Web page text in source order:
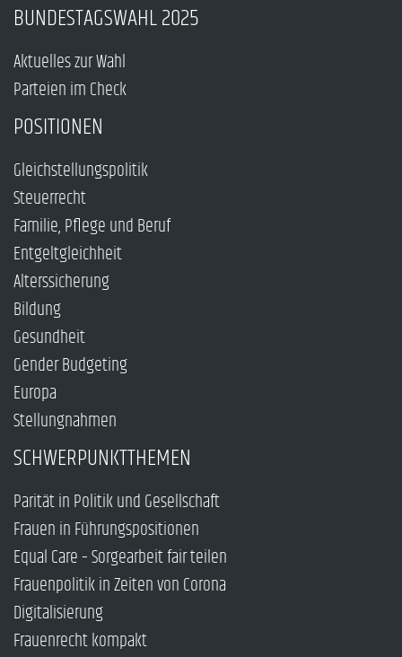
BUNDESTAGSWAHL 2025
Aktuelles zur Wahl
Parteien im Check
POSITIONEN
Gleichstellungspolitik
Steuerrecht
Familie, Pflege und Beruf
Entgeltgleichheit
Alterssicherung
Bildung
Gesundheit
Gender Budgeting
Europa
Stellungnahmen
SCHWERPUNKTTHEMEN
Parität in Politik und Gesellschaft
Frauen in Führungspositionen
Equal Care – Sorgearbeit fair teilen
Frauenpolitik in Zeiten von Corona
Digitalisierung
Frauenrecht kompakt